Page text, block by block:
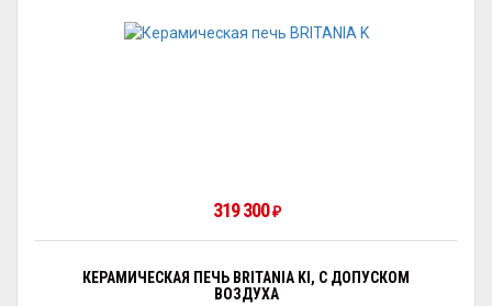
319 300₽
КЕРАМИЧЕСКАЯ ПЕЧЬ BRITANIA KI, С ДОПУСКОМ
ВОЗДУХА